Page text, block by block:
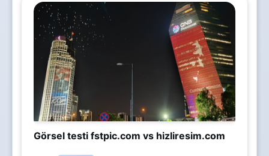
Görsel testi fstpic.com vs hizliresim.com